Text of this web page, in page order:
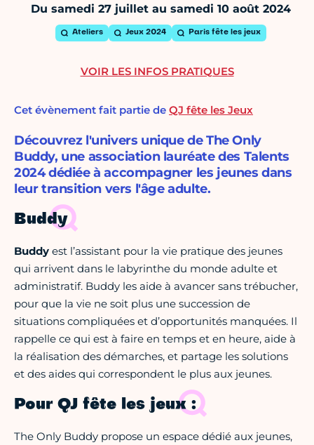
Du samedi 27 juillet au samedi 10 août 2024
Ateliers Jeux 2024 Paris fête les jeux
Cet évènement fait partie de QJ fête les Jeux
Découvrez l'univers unique de The Only
Buddy, une association lauréate des Talents
2024 dédiée à accompagner les jeunes dans
leur transition vers l'âge adulte.
Buddy
Buddy est l’assistant pour la vie pratique des jeunes
qui arrivent dans le labyrinthe du monde adulte et
administratif. Buddy les aide à avancer sans trébucher,
pour que la vie ne soit plus une succession de
situations compliquées et d’opportunités manquées. Il
rappelle ce qui est à faire en temps et en heure, aide à
la réalisation des démarches, et partage les solutions
et des aides qui correspondent le plus aux jeunes.
Pour QJ fête les jeux :
The Only Buddy propose un espace dédié aux jeunes,
VOIR LES INFOS PRATIQUES